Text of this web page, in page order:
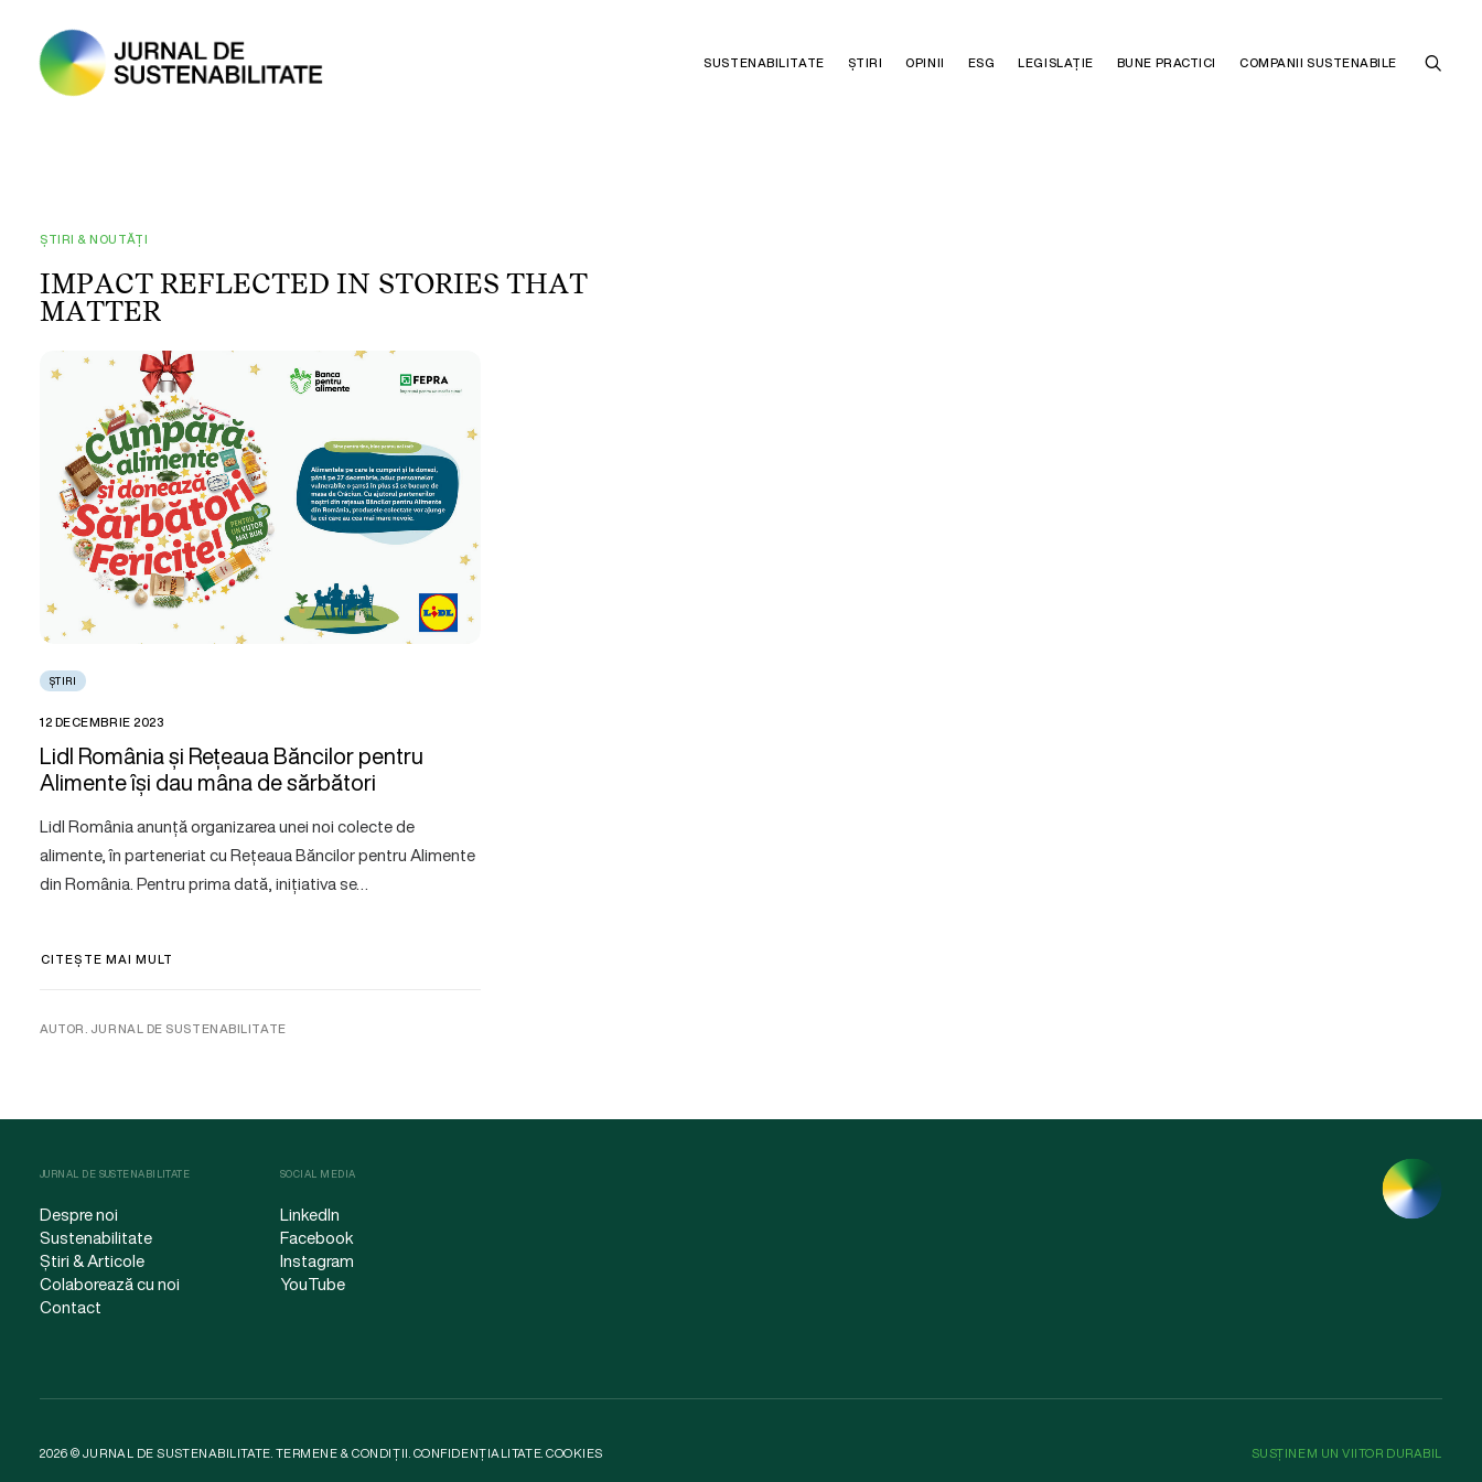
SUSTENABILITATE ȘTIRI OPINII ESG LEGISLAȚIE BUNE PRACTICI COMPANII SUSTENABILE
ȘTIRI & NOUTĂȚI
IMPACT REFLECTED IN STORIES THAT
MATTER
ȘTIRI
12 DECEMBRIE 2023
Lidl România și Rețeaua Băncilor pentru
Alimente își dau mâna de sărbători
Lidl România anunță organizarea unei noi colecte de
alimente, în parteneriat cu Rețeaua Băncilor pentru Alimente
din România. Pentru prima dată, inițiativa se…
CITEȘTE MAI MULT
AUTOR. JURNAL DE SUSTENABILITATE
JURNAL DE SUSTENABILITATE
Despre noi
Sustenabilitate
Știri & Articole
Colaborează cu noi
Contact
SOCIAL MEDIA
LinkedIn
Facebook
Instagram
YouTube
2026 © JURNAL DE SUSTENABILITATE.TERMENE & CONDIȚII.CONFIDENȚIALITATE.COOKIES SUSȚINEM UN VIITOR DURABIL